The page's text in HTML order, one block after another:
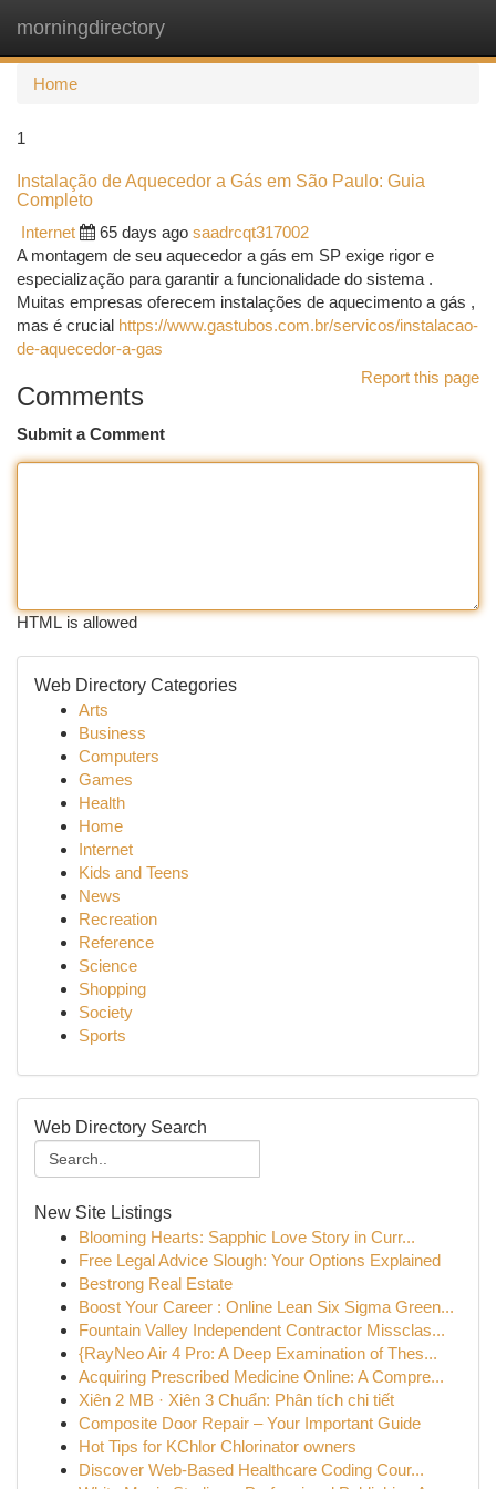
morningdirectory
Home
1
Instalação de Aquecedor a Gás em São Paulo: Guia
Completo
Internet
65 days ago saadrcqt317002
A montagem de seu aquecedor a gás em SP exige rigor e
especialização para garantir a funcionalidade do sistema .
Muitas empresas oferecem instalações de aquecimento a gás ,
mas é crucial https://www.gastubos.com.br/servicos/instalacao-
de-aquecedor-a-gas
Report this page
Comments
Submit a Comment
HTML is allowed
Web Directory Categories
Arts
Business
Computers
Games
Health
Home
Internet
Kids and Teens
News
Recreation
Reference
Science
Shopping
Society
Sports
Web Directory Search
New Site Listings
Blooming Hearts: Sapphic Love Story in Curr...
Free Legal Advice Slough: Your Options Explained
Bestrong Real Estate
Boost Your Career : Online Lean Six Sigma Green...
Fountain Valley Independent Contractor Missclas...
{RayNeo Air 4 Pro: A Deep Examination of Thes...
Acquiring Prescribed Medicine Online: A Compre...
Xiên 2 MB · Xiên 3 Chuẩn: Phân tích chi tiết
Composite Door Repair – Your Important Guide
Hot Tips for KChlor Chlorinator owners
Discover Web-Based Healthcare Coding Cour...